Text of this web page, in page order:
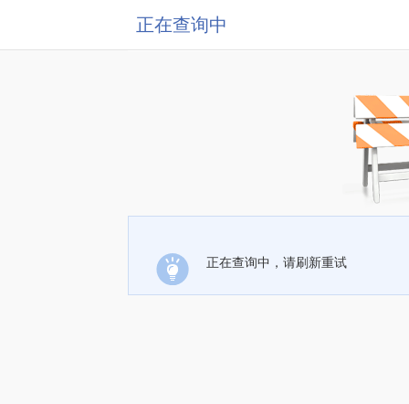
正在查询中
正在查询中，请刷新重试